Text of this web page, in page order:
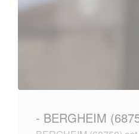
- BERGHEIM